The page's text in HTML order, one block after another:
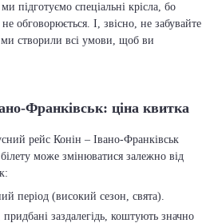
підготуємо спеціальні крісла, бо
обговорюється. І, звісно, не забувайте
ми створили всі умови, щоб ви
Франківськ: ціна квитка
рейс Конін – Івано-Франківськ
може змінюватися залежно від
період (високий сезон, свята).
заздалегідь, коштують значно